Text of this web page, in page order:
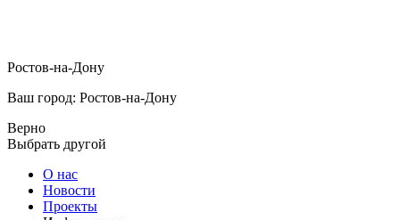
Ростов-на-Дону
Ваш город: Ростов-на-Дону
Верно
Выбрать другой
О нас
Новости
Проекты